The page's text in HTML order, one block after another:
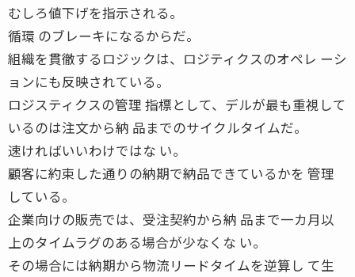
むしろ値下げを指示される。
循環 のブレーキになるからだ。
組織を貫徹するロジックは、ロジティクスのオペレ ーシ
ョンにも反映されている。
ロジスティクスの管理 指標として、デルが最も重視して
いるのは注文から納 品までのサイクルタイムだ。
速ければいいわけではな い。
顧客に約束した通りの納期で納品できているかを 管理
している。
企業向けの販売では、受注契約から納 品まで一カ月以
上のタイムラグのある場合が少なくな い。
その場合には納期から物流リードタイムを逆算し て生